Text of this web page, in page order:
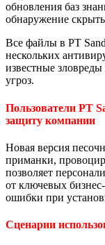
обновления баз
обнаружение
Все файлы в PT
нескольких
известные
угроз.
Пользователи PT
защиту компании
Новая версия
приманки,
позволяет
от ключевых
ошибки при
Сценарии